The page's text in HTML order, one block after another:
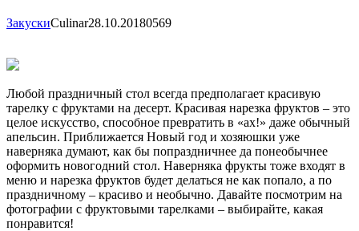
ЗакускиСulinar28.10.20180569
Любой праздничный стол всегда предполагает красивую
тарелку с фруктами на десерт. Красивая нарезка фруктов – это
целое искусство, способное превратить в «ах!» даже обычный
апельсин. Приближается Новый год и хозяюшки уже
наверняка думают, как бы попраздничнее да понеобычнее
оформить новогодний стол. Наверняка фрукты тоже входят в
меню и нарезка фруктов будет делаться не как попало, а по
праздничному – красиво и необычно. Давайте посмотрим на
фотографии с фруктовыми тарелками – выбирайте, какая
понравится!